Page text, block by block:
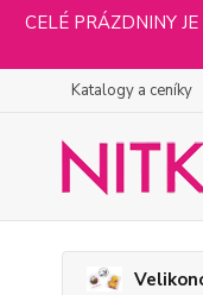
CELÉ PRÁZDNINY
Katalogy a ceníky